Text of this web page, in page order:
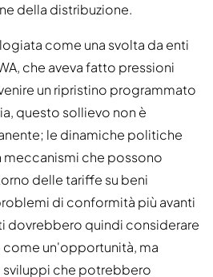
della distribuzione.
come una svolta da enti
che aveva fatto pressioni
un ripristino programmato
questo sollievo non è
le dinamiche politiche
che possono
delle tariffe su beni
di conformità più avanti
dovrebbero quindi considerare
un'opportunità, ma
sviluppi che potrebbero